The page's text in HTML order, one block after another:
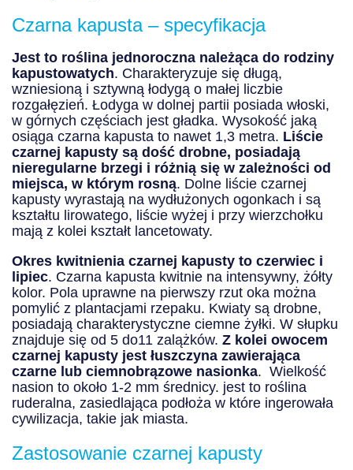
Czarna kapusta – specyfikacja
Jest to roślina jednoroczna należąca do rodziny
kapustowatych. Charakteryzuje się długą,
wzniesioną i sztywną łodygą o małej liczbie
rozgałęzień. Łodyga w dolnej partii posiada włoski,
w górnych częściach jest gładka. Wysokość jaką
osiąga czarna kapusta to nawet 1,3 metra. Liście
czarnej kapusty są dość drobne, posiadają
nieregularne brzegi i różnią się w zależności od
miejsca, w którym rosną. Dolne liście czarnej
kapusty wyrastają na wydłużonych ogonkach i są
kształtu lirowatego, liście wyżej i przy wierzchołku
mają z kolei kształt lancetowaty.
Okres kwitnienia czarnej kapusty to czerwiec i
lipiec. Czarna kapusta kwitnie na intensywny, żółty
kolor. Pola uprawne na pierwszy rzut oka można
pomylić z plantacjami rzepaku. Kwiaty są drobne,
posiadają charakterystyczne ciemne żyłki. W słupku
znajduje się od 5 do11 zalążków. Z kolei owocem
czarnej kapusty jest łuszczyna zawierająca
czarne lub ciemnobrązowe nasionka. Wielkość
nasion to około 1-2 mm średnicy. jest to roślina
ruderalna, zasiedlająca podłoża w które ingerowała
cywilizacja, takie jak miasta.
Zastosowanie czarnej kapusty